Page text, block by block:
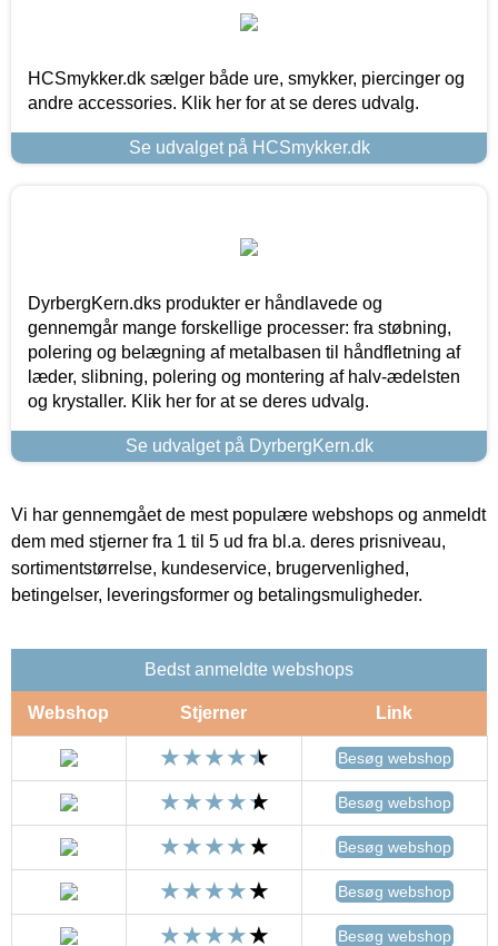
HCSmykker.dk sælger både ure, smykker, piercinger og
andre accessories. Klik her for at se deres udvalg.
Se udvalget på HCSmykker.dk
DyrbergKern.dks produkter er håndlavede og
gennemgår mange forskellige processer: fra støbning,
polering og belægning af metalbasen til håndfletning af
læder, slibning, polering og montering af halv-ædelsten
og krystaller. Klik her for at se deres udvalg.
Se udvalget på DyrbergKern.dk
Vi har gennemgået de mest populære webshops og anmeldt
dem med stjerner fra 1 til 5 ud fra bl.a. deres prisniveau,
sortimentstørrelse, kundeservice, brugervenlighed,
betingelser, leveringsformer og betalingsmuligheder.
Bedst anmeldte webshops
Webshop Stjerner Link
Besøg webshop
Besøg webshop
Besøg webshop
Besøg webshop
Besøg webshop